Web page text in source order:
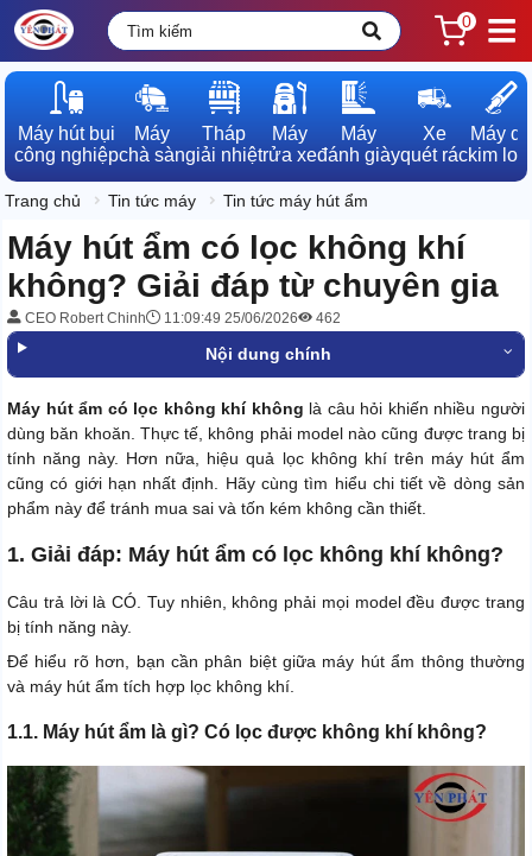
0
Máy hút bụi
công nghiệp
Máy
chà sàn
Tháp
giải nhiệt
Máy
rửa xe
Máy
đánh giày
Xe
quét rác
Máy dò
kim loại
Trang chủ Tin tức máy Tin tức máy hút ẩm
Máy hút ẩm có lọc không khí
không? Giải đáp từ chuyên gia
CEO Robert Chinh 11:09:49 25/06/2026 462
Nội dung chính
Máy hút ẩm có lọc không khí không là câu hỏi khiến nhiều người
dùng băn khoăn. Thực tế, không phải model nào cũng được trang bị
tính năng này. Hơn nữa, hiệu quả lọc không khí trên máy hút ẩm
cũng có giới hạn nhất định. Hãy cùng tìm hiểu chi tiết về dòng sản
phẩm này để tránh mua sai và tốn kém không cần thiết.
1. Giải đáp: Máy hút ẩm có lọc không khí không?
Câu trả lời là CÓ. Tuy nhiên, không phải mọi model đều được trang
bị tính năng này.
Để hiểu rõ hơn, bạn cần phân biệt giữa máy hút ẩm thông thường
và máy hút ẩm tích hợp lọc không khí.
1.1. Máy hút ẩm là gì? Có lọc được không khí không?